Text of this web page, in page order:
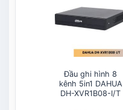
Đầu ghi hình 8
kênh 5in1 DAHUA
DH-XVR1B08-I/T